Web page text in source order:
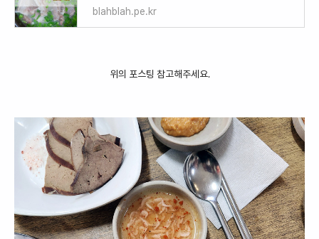
blahblah.pe.kr
위의 포스팅 참고해주세요.